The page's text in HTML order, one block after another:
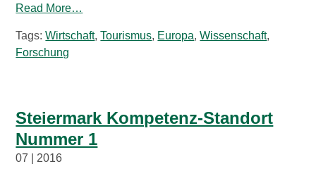
Read More…
Tags:Wirtschaft,Tourismus, Europa,Wissenschaft,
Forschung
Steiermark Kompetenz-Standort
Nummer 1
07 | 2016